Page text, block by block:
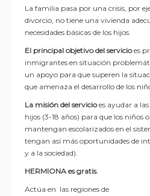
La familia pasa por una crisis, por
divorcio, no tiene una vivienda
necesidades básicas de los hijos.
El principal objetivo del servicioes
inmigrantes en situación
un apoyo para que superen la
que amenaza el desarrollo de los
La misión del servicioes ayudar a
hijos (3-18 años) para que los niños
mantengan escolarizados en el
tengan así más oportunidades de
y a la sociedad).
HERMIONA es gratis.
Actúa en las regiones de